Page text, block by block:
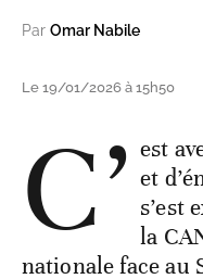
Par Omar Nabile
Le 19/01/2026 à 15h50
C’ est
et
s’est
la
nationale face au